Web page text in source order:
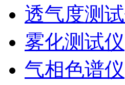
透气度测
雾化测试仪
气相色谱仪